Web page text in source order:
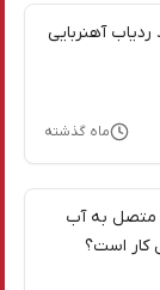
آهنربایی
ماه گذشته
بررسی کامل آبسردکن ایستکول مدل SW441R متصل به آب
کار است؟